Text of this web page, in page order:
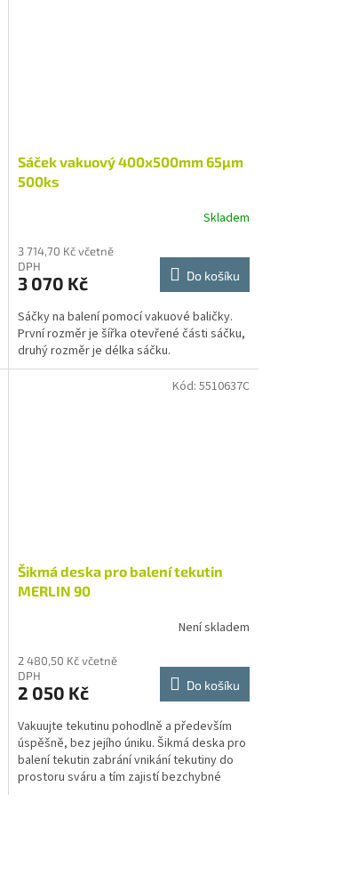
Sáček vakuový 400x500mm 65µm
500ks
Skladem
3 714,70 Kč včetně
DPH
3 070 Kč Do košíku
Sáčky na balení pomocí vakuové baličky.
První rozměr je šířka otevřené části sáčku,
druhý rozměr je délka sáčku.
Šikmá deska pro balení tekutin
MERLIN 90
Není skladem
2 480,50 Kč včetně
DPH
2 050 Kč Do košíku
Vakuujte tekutinu pohodlně a především
úspěšně, bez jejího úniku. Šikmá deska pro
balení tekutin zabrání vnikání tekutiny do
prostoru sváru a tím zajistí bezchybné
Kód: 5510637C